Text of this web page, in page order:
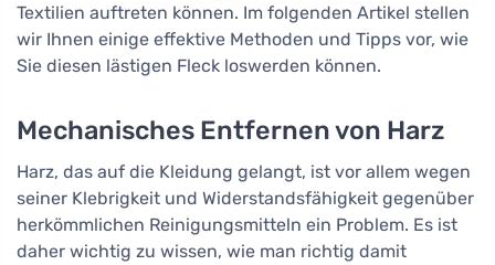
Textilien auftreten können. Im folgenden Artikel stellen
wir Ihnen einige effektive Methoden und Tipps vor, wie
Sie diesen lästigen Fleck loswerden können.
Mechanisches Entfernen von Harz
Harz, das auf die Kleidung gelangt, ist vor allem wegen
seiner Klebrigkeit und Widerstandsfähigkeit gegenüber
herkömmlichen Reinigungsmitteln ein Problem. Es ist
daher wichtig zu wissen, wie man richtig damit